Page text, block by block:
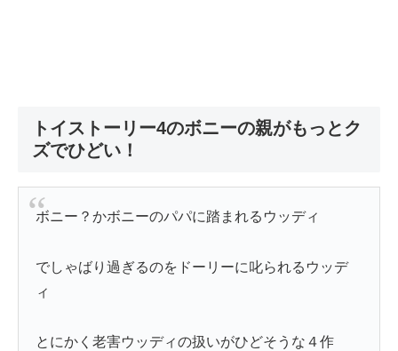
トイストーリー4のボニーの親がもっとク
ズでひどい！
ボニー？かボニーのパパに踏まれるウッディ
でしゃばり過ぎるのをドーリーに叱られるウッデ
ィ
とにかく老害ウッディの扱いがひどそうな４作